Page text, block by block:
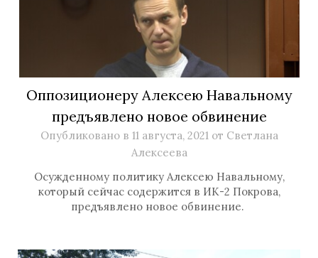
Оппозиционеру Алексею Навальному
предъявлено новое обвинение
Опубликовано в 11 августа, 2021 от Светлана
Алексеева
Осужденному политику Алексею Навальному,
который сейчас содержится в ИК-2 Покрова,
предъявлено новое обвинение.